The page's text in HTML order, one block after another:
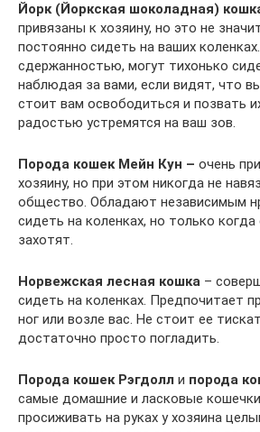
Йорк (Йоркская шоколадная)
привязаны к хозяину, но это не
постоянно сидеть на ваших
сдержанностью, могут тихонько
наблюдая за вами, если видят, что
стоит вам освободиться и позвать
радостью устремятся на ваш зов.
Порода кошек Мейн Кун – очень
хозяину, но при этом никогда не
общество. Обладают независимым
сидеть на коленках, но только когда
захотят.
Норвежская лесная кошка –
сидеть на коленках. Предпочитает
ног или возле вас. Не стоит ее
достаточно просто погладить.
Порода кошек Рэгдолл и порода
самые домашние и ласковые
просиживать на руках у хозяина